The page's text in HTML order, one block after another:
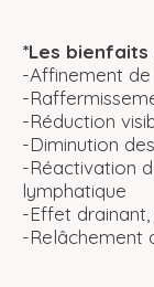
*Les
-Affinement
-
-Réduction
-Diminution
-Réactivation
lymphatique
-Effet
-Relâchement